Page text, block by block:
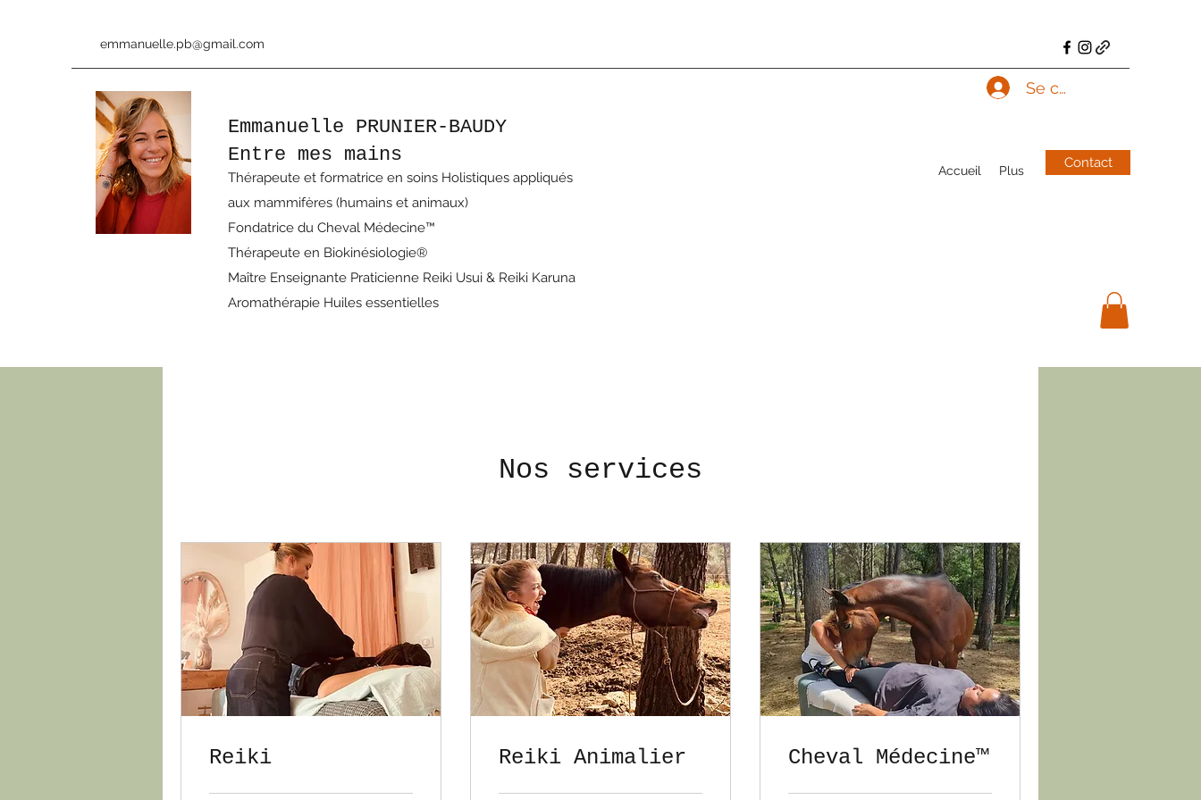
emmanuelle.pb@gmail.com
Emmanuelle PRUNIER-BAUDY
Entre mes mains
Thérapeute et formatrice en soins Holistiques appliqués
aux mammifères (humains et animaux)
Fondatrice du Cheval Médecine™
Thérapeute en Biokinésiologie®
Maître Enseignante Praticienne Reiki Usui & Reiki Karuna
Aromathérapie Huiles essentielles
Se connecter
Accueil Plus Contact
Nos services
Reiki Reiki Animalier Cheval Médecine™